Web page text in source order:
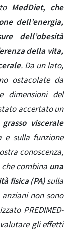
MedDiet, che
dell’energia,
dell’obesità
della vita,
. Da un lato,
ostacolate da
dimensioni del
accertato un
viscerale
e sulla funzione
conoscenza,
combina una
fisica (PA)sulla
non sono
PREDIMED-
gli effetti